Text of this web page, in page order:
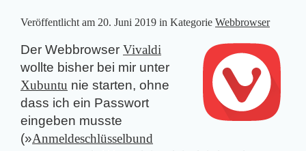
Veröffentlicht am 20. Juni 2019 in Kategorie Webbrowser
Der Webbrowser Vivaldi
wollte bisher bei mir unter
Xubuntu nie starten, ohne
dass ich ein Passwort
eingeben musste
(»Anmeldeschlüsselbund